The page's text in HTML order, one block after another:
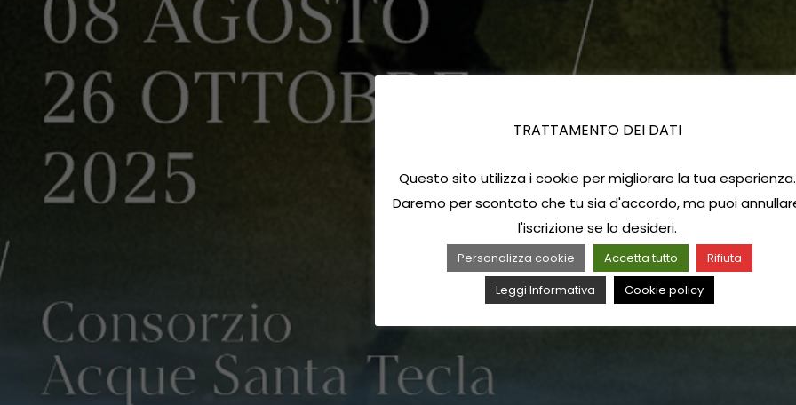
TRATTAMENTO DEI DATI
Questo sito utilizza i cookie per migliorare la tua esperienza.
Daremo per scontato che tu sia d'accordo, ma puoi
l'iscrizione se lo desideri.
Personalizza cookie Accetta tutto
Rifiuta
Leggi Informativa
Cookie policy